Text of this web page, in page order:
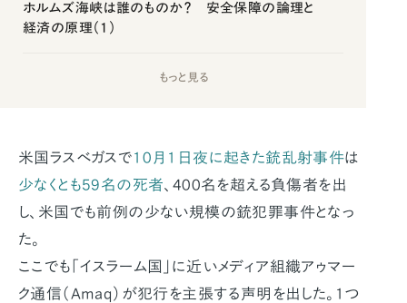
ホルムズ海峡は誰のものか？ 安全保障の論理と
経済の原理（1）
もっと見る
米国ラスベガスで10月1日夜に起きた銃乱射事件は
少なくとも59名の死者、400名を超える負傷者を出
し、米国でも前例の少ない規模の銃犯罪事件となっ
た。
ここでも「イスラーム国」に近いメディア組織アゥマー
ク通信（Amaq）が犯行を主張する声明を出した。1つ